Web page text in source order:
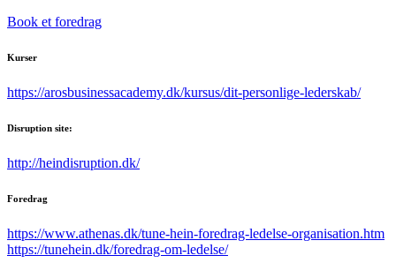
Book et foredrag
Kurser
https://arosbusinessacademy.dk/kursus/dit-personlige-lederskab/
Disruption site:
http://heindisruption.dk/
Foredrag
https://www.athenas.dk/tune-hein-foredrag-ledelse-organisation.htm
https://tunehein.dk/foredrag-om-ledelse/